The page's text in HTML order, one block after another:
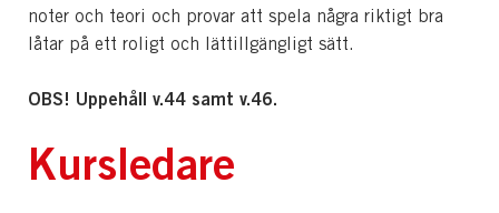
noter och teori och provar att spela några riktigt bra
låtar på ett roligt och lättillgängligt sätt.
OBS! Uppehåll v.44 samt v.46.
Kursledare